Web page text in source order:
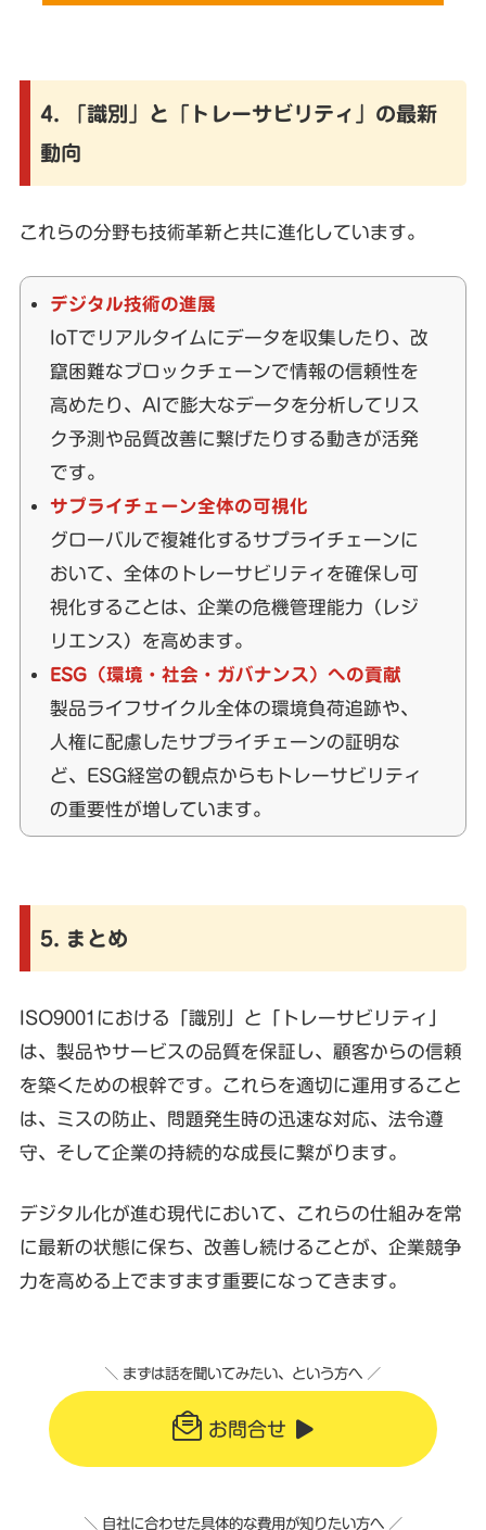
4. 「識別」と「トレーサビリティ」の最新
動向
これらの分野も技術革新と共に進化しています。
デジタル技術の進展
IoTでリアルタイムにデータを収集したり、改
竄困難なブロックチェーンで情報の信頼性を
高めたり、AIで膨大なデータを分析してリス
ク予測や品質改善に繋げたりする動きが活発
です。
サプライチェーン全体の可視化
グローバルで複雑化するサプライチェーンに
おいて、全体のトレーサビリティを確保し可
視化することは、企業の危機管理能力（レジ
リエンス）を高めます。
ESG（環境・社会・ガバナンス）への貢献
製品ライフサイクル全体の環境負荷追跡や、
人権に配慮したサプライチェーンの証明な
ど、ESG経営の観点からもトレーサビリティ
の重要性が増しています。
5. まとめ
ISO9001における「識別」と「トレーサビリティ」
は、製品やサービスの品質を保証し、顧客からの信頼
を築くための根幹です。これらを適切に運用すること
は、ミスの防止、問題発生時の迅速な対応、法令遵
守、そして企業の持続的な成長に繋がります。
デジタル化が進む現代において、これらの仕組みを常
に最新の状態に保ち、改善し続けることが、企業競争
力を高める上でますます重要になってきます。
＼ まずは話を聞いてみたい、という方へ ／
お問合せ
＼ 自社に合わせた具体的な費用が知りたい方へ ／